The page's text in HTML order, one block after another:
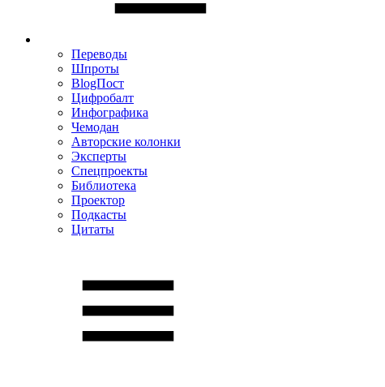
Переводы
Шпроты
BlogПост
Цифробалт
Инфографика
Чемодан
Авторские колонки
Эксперты
Спецпроекты
Библиотека
Проектор
Подкасты
Цитаты